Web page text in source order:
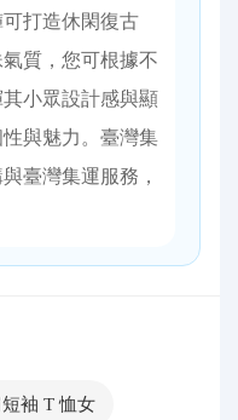
打造休閑復古
質，您可根據不
小眾設計感與顯
與魅力。臺灣集
臺灣集運服務，
袖 T 恤女